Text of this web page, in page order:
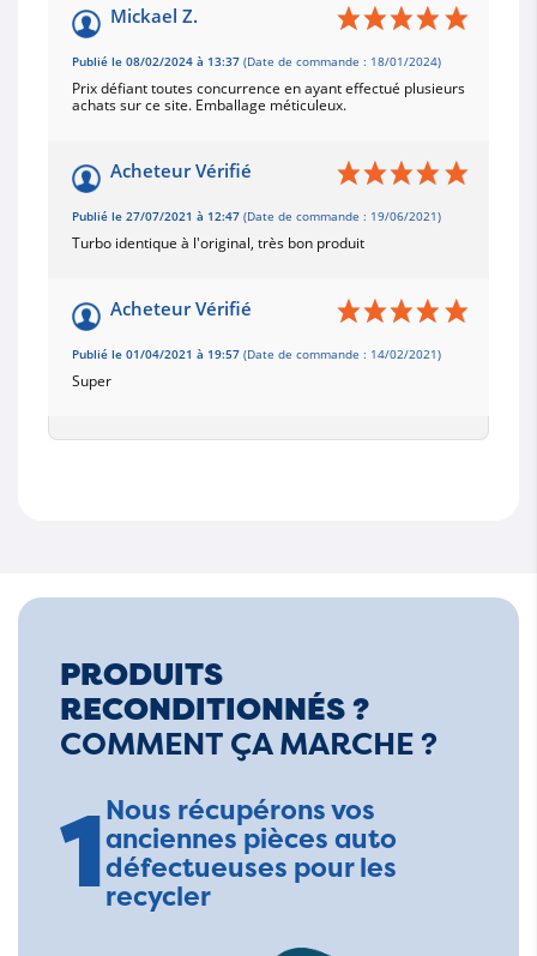
Mickael Z.
Publié le 08/02/2024 à 13:37 (Date de commande : 18/01/2024)
Prix défiant toutes concurrence en ayant effectué plusieurs
achats sur ce site. Emballage méticuleux.
Acheteur Vérifié
Publié le 27/07/2021 à 12:47 (Date de commande : 19/06/2021)
Turbo identique à l'original, très bon produit
Acheteur Vérifié
Publié le 01/04/2021 à 19:57 (Date de commande : 14/02/2021)
Super
PRODUITS
RECONDITIONNÉS ?
COMMENT ÇA MARCHE ?
1Nous récupérons vos
anciennes pièces auto
défectueuses pour les
recycler